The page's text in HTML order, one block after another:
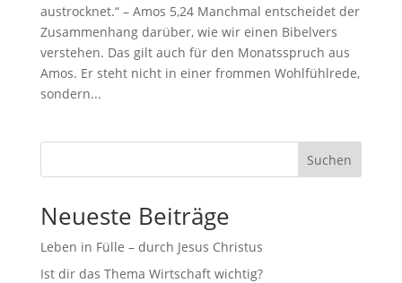
austrocknet.“ – Amos 5,24 Manchmal entscheidet der
Zusammenhang darüber, wie wir einen Bibelvers
verstehen. Das gilt auch für den Monatsspruch aus
Amos. Er steht nicht in einer frommen Wohlfühlrede,
sondern...
Suchen
Neueste Beiträge
Leben in Fülle – durch Jesus Christus
Ist dir das Thema Wirtschaft wichtig?